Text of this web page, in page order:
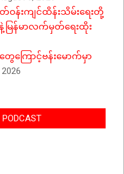
န်းကျင်ထိန်းသိမ်းရေးတို့
မြန်မာလက်မှတ်ရေးထိုး
ေကြောင့်ဗန်းမောက်မှာ